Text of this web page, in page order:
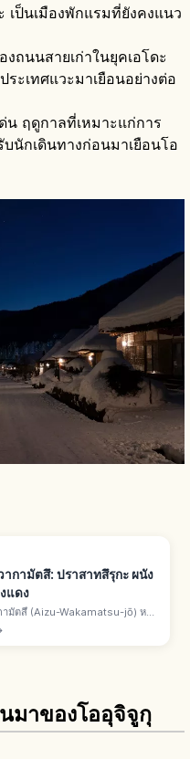
เป็นเมืองพักแรมที่ยังคงแนว
ถนนสายเก่าในยุคเอโดะ
ะเทศแวะมาเยือนอย่างต่อ
น ฤดูกาลที่เหมาะแก่การ
นักเดินทางก่อนมาเยือนโอ
กามัตสึ: ปราสาทสึรุกะ ผนัง
แดง
มัตสึ (Aizu-Wakamatsu-jō) หรือ
องไอซุวากามัตสึ จ.ฟุกุชิมะ โบราณ
มาของโออุจิจูกุ